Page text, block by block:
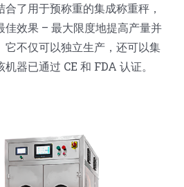
了用于预称重的集成称重秤，
佳效果 – 最大限度地提高产量并
它不仅可以独立生产，还可以集
器已通过 CE 和 FDA 认证。